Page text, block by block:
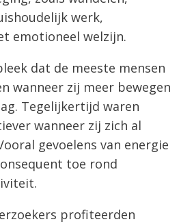
werk,
emotioneel welzijn.
dat de meeste mensen
wanneer zij meer bewegen
Tegelijkertijd waren
wanneer zij zich al
gevoelens van energie
toe rond
profiteerden